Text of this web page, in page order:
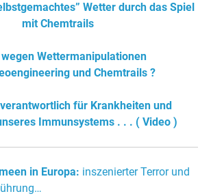
Wetter durch das Spiel
mit Chemtrails
wegen Wettermanipulationen
und Chemtrails ?
für Krankheiten und
Immunsystems . . . ( Video )
in Europa: inszenierter Terror und